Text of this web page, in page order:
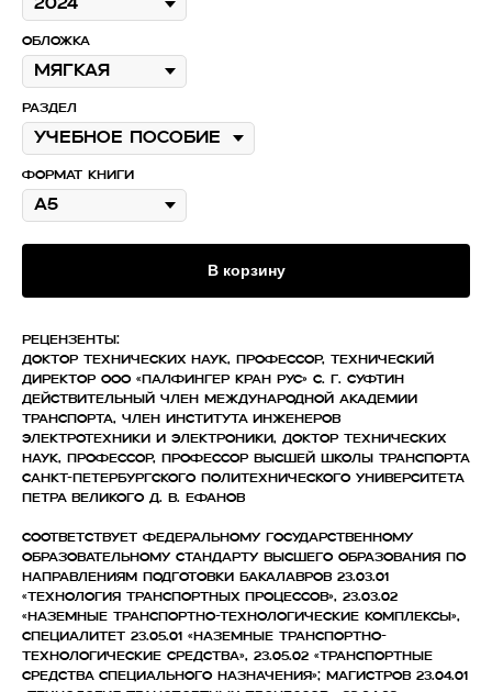
Обложка
Раздел
Формат книги
В корзину
Рецензенты:
Доктор технических наук, профессор, технический
директор ООО «Палфингер Кран Рус» С. Г. Суфтин
Действительный член Международной академии
транспорта, член Института инженеров
электротехники и электроники, доктор технических
наук, профессор, профессор Высшей школы транспорта
Санкт-Петербургского политехнического университета
Петра Великого Д. В. Ефанов
Соответствует федеральному государственному
образовательному стандарту высшего образования по
направлениям подготовки бакалавров 23.03.01
«Технология транспортных процессов», 23.03.02
«Наземные транспортно-технологические комплексы»,
специалитет 23.05.01 «Наземные транспортно-
технологические средства», 23.05.02 «Транспортные
средства специального назначения»; магистров 23.04.01